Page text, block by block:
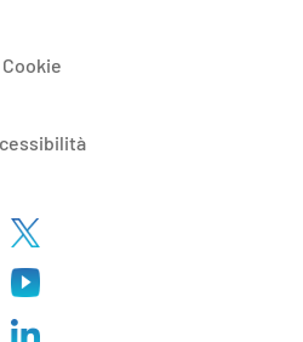
Cookie